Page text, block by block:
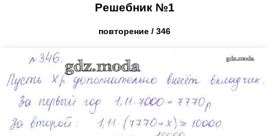
Решебник №1
повторение / 346